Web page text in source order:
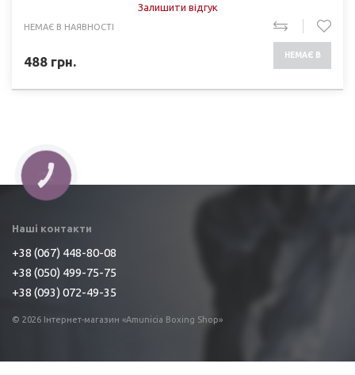
Залишити відгук
НЕМАЄ В НАЯВНОСТІ
488 грн. НЕМАЄ В
Наші контакти
+38 (067) 448-80-08
+38 (050) 499-75-75
+38 (093) 072-49-35
© 2026 Інтернет-магазин «Amunicia Boxing Shop»
КНОПКА
ЗВ'ЯЗКУ